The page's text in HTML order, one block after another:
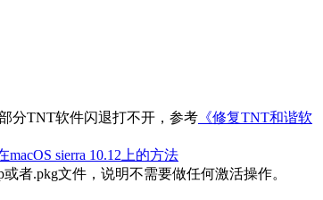
分TNT软件闪退打不开，参考 《修复TNT和谐软
sierra 10.12上的方法
者.pkg文件，说明不需要做任何激活操作。